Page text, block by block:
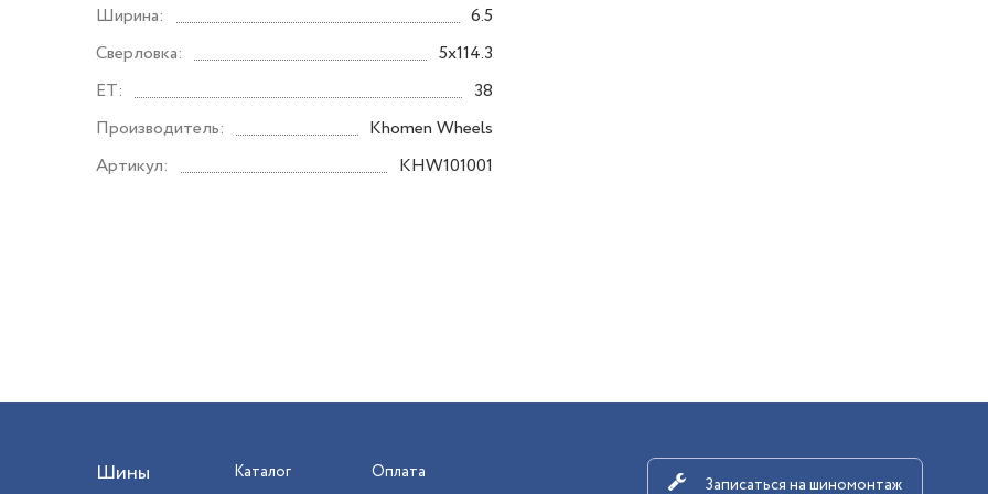
Ширина:
6.5
Сверловка:
5x114.3
ET:
38
Производитель:
Khomen Wheels
Артикул:
KHW101001
Шины Каталог Оплата
Записаться на шиномонтаж